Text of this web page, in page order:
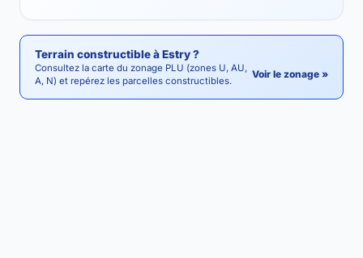
Terrain constructible à Estry ?
Consultez la carte du zonage PLU (zones U, AU,
A, N) et repérez les parcelles constructibles.
Voir le zonage »